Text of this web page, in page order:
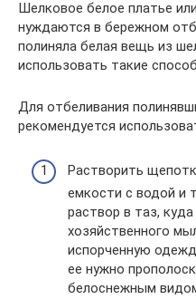
Шелковое белое платье
нуждаются в бережном
полиняла белая вещь из
использовать такие
Для отбеливания
рекомендуется
Растворить
емкости с водой и
раствор в таз,
хозяйственного
испорченную
ее нужно
белоснежным